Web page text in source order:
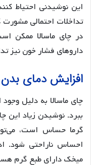
این نوشیدنی احتیاط
تداخلات احتمالی مشورت
در چای ماسالا ممکن
داروهای فشار خون نیز
افزایش دمای بدن
چای ماسالا به دلیل وجود
ببرد. نوشیدن زیاد این
گرما حساس است،
احساس ناراحتی شود.
میخک دارای طبع گرم